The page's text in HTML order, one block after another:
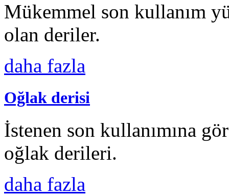
Mükemmel son kullanım
olan deriler.
daha fazla
Oğlak derisi
İstenen son kullanımına
oğlak derileri.
daha fazla